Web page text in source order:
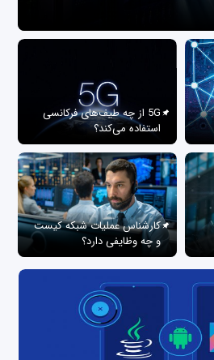
5G از چه طیف‌های فرکانسی
استفاده می‌کند؟
کارشناس عملیات شبکه کیست
و چه وظایفی دارد؟